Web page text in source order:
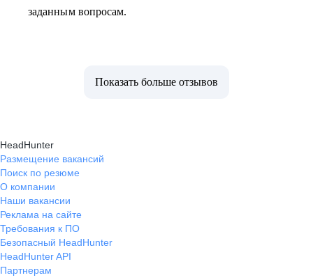
заданным вопросам.
Показать больше отзывов
HeadHunter
Размещение вакансий
Поиск по резюме
О компании
Наши вакансии
Реклама на сайте
Требования к ПО
Безопасный HeadHunter
HeadHunter API
Партнерам